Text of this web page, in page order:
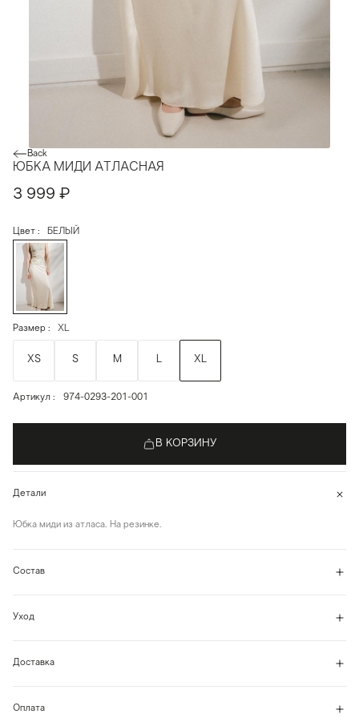
Back
ЮБКА МИДИ АТЛАСНАЯ
3 999 ₽
Цвет БЕЛЫЙ
Размер XL
XS S M L XL
Артикул 974-0293-201-001
В КОРЗИНУ
Детали
Юбка миди из атласа. На резинке.
Состав
Уход
Доставка
Оплата